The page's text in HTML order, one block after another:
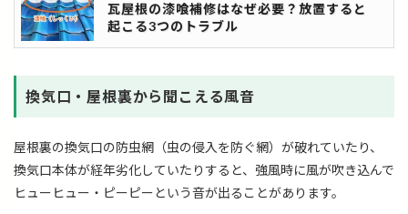
瓦屋根の漆喰補修はなぜ必要？放置すると
起こる3つのトラブル
換気口・屋根裏から聞こえる風音
屋根裏の換気口の防虫網（虫の侵入を防ぐ網）が破れていたり、
換気口本体が経年劣化していたりすると、強風時に風が吹き込んで
ヒューヒュー・ピーピーという音が出ることがあります。